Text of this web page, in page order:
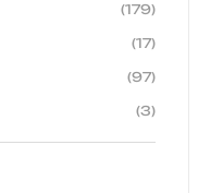
(179)
(17)
(97)
(3)